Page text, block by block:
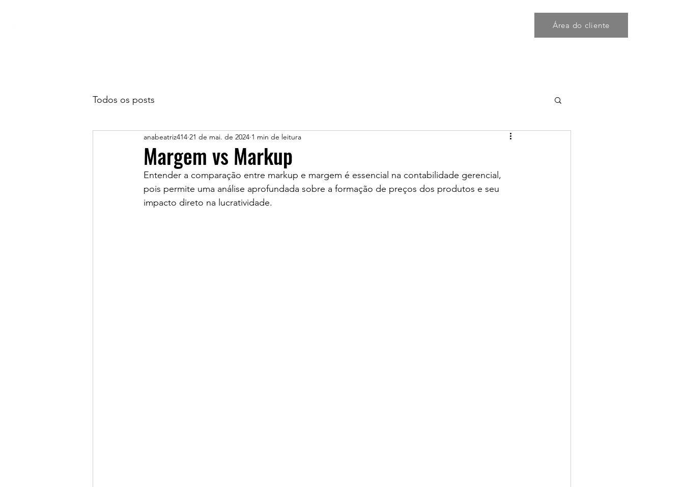
Faq
Área do cliente
Todos os posts
Margem vs Markup
anabeatriz414 21 de mai. de 2024 1 min de leitura
Entender a comparação entre markup e margem é essencial na contabilidade gerencial,
pois permite uma análise aprofundada sobre a formação de preços dos produtos e seu
impacto direto na lucratividade.